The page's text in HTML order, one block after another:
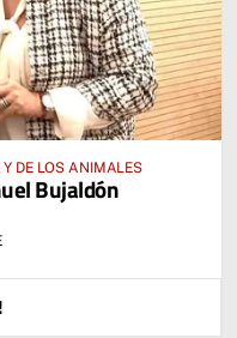
DE LOS ANIMALES